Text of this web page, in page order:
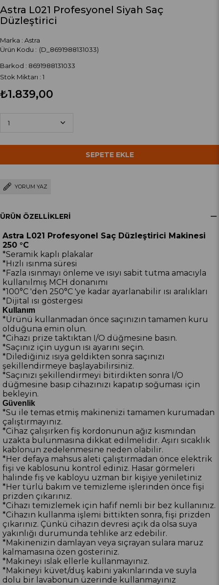
Astra L021 Profesyonel Siyah Saç
Düzleştirici
Marka : Astra
(D_8691988131033)
Barkod : 8691988131033
Stok Miktarı : 1
₺1.839,00
YORUM YAZ
ÜRÜN ÖZELLIKLERI
Astra L021 Profesyonel Saç Düzleştirici Makinesi
250 °C
*Seramik kaplı plakalar
*Hızlı ısınma süresi
*Fazla ısınmayı önleme ve ısıyı sabit tutma amacıyla
kullanılmış MCH donanımı
*100°C 'den 250°C 'ye kadar ayarlanabilir ısı aralıkları
*Dijital ısı göstergesi
Kullanım
*Ürünü kullanmadan önce saçınızın tamamen kuru
olduğuna emin olun.
*Cihazı prize taktıktan I/O düğmesine basın.
*Saçınız için uygun ısı ayarını seçin.
*Dilediğiniz ısıya geldikten sonra saçınızı
şekillendirmeye başlayabilirsiniz.
*Saçınızı şekillendirmeyi bitirdikten sonra I/O
düğmesine basıp cihazınızı kapatıp soğuması için
bekleyin.
Güvenlik
*Su ile temas etmiş makinenizi tamamen kurumadan
çalıştırmayınız.
*Cihaz çalışırken fiş kordonunun ağız kısmından
uzakta bulunmasına dikkat edilmelidir. Aşırı sıcaklık
kablonun zedelenmesine neden olabilir.
*Her defaya mahsus aleti çalıştırmadan önce elektrik
fişi ve kablosunu kontrol ediniz. Hasar görmeleri
halinde fiş ve kabloyu uzman bir kişiye yeniletiniz
*Her türlü bakım ve temizleme işlerinden önce fişi
prizden çıkarınız.
*Cihazı temizlemek için hafif nemli bir bez kullanınız.
*Cihazın kullanma işlemi bittikten sonra, fişi prizden
çıkarınız. Çünkü cihazın devresi açık da olsa suya
yakınlığı durumunda tehlike arz edebilir.
*Makinenizin damlayan veya sıçrayan sulara maruz
kalmamasına özen gösteriniz.
*Makineyi ıslak ellerle kullanmayınız.
*Makineyi küvet/duş kabini yakınlarında ve suyla
dolu bir lavabonun üzerinde kullanmayınız